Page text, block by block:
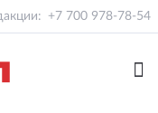
+7 700 978-78-54